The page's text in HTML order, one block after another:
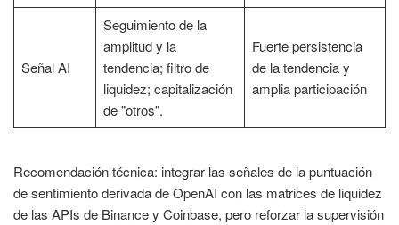
Señal AI
Seguimiento de la
amplitud y la
tendencia; filtro de
liquidez; capitalización
de "otros".
Fuerte persistencia
de la tendencia y
amplia participación
Recomendación técnica: integrar las señales de la puntuación
de sentimiento derivada de OpenAI con las matrices de liquidez
de las APIs de Binance y Coinbase, pero reforzar la supervisión